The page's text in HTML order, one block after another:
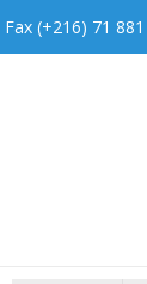
Fax (+216) 71